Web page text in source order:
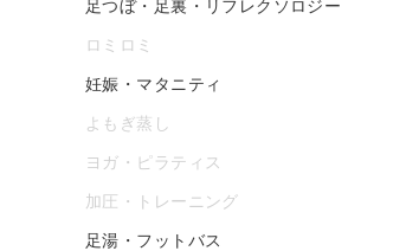
足つぼ・足裏・リフレクソロジー
ロミロミ
妊娠・マタニティ
よもぎ蒸し
ヨガ・ピラティス
加圧・トレーニング
足湯・フットバス